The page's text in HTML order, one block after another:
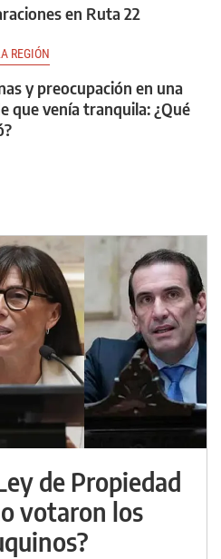
en Ruta 22
REGIÓN
y preocupación en una
que venía tranquila: ¿Qué
de Propiedad
votaron los